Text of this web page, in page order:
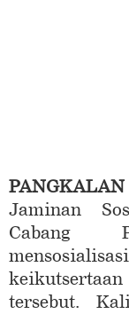
Jaminan
Cabang
tersebut.